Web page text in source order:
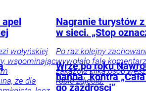
apel
wołyńskiej
wspominając
że dla
Nagranie turystów z
w sieci. „Stop
Po raz kolejny
wywołało falę
zakazów kilka osób
robić zdjęcia.
Wrze po roku
hańba” kontra
go zazdrości”